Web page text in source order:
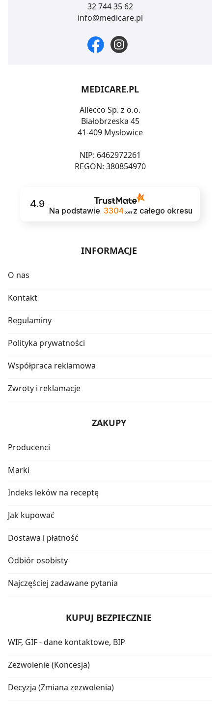
32 744 35 62
info@medicare.pl
MEDICARE.PL
Allecco Sp. z o.o.
Białobrzeska 45
41-409 Mysłowice
NIP: 6462972261
REGON: 380854970
4.9
Na podstawie 3304 opinii z całego okresu
INFORMACJE
O nas
Kontakt
Regulaminy
Polityka prywatności
Współpraca reklamowa
Zwroty i reklamacje
ZAKUPY
Producenci
Marki
Indeks leków na receptę
Jak kupować
Dostawa i płatność
Odbiór osobisty
Najczęściej zadawane pytania
KUPUJ BEZPIECZNIE
WIF, GIF - dane kontaktowe, BIP
Zezwolenie (Koncesja)
Decyzja (Zmiana zezwolenia)